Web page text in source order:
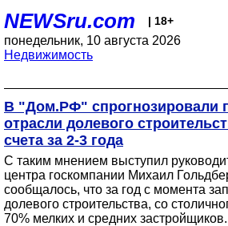
NEWSru.com | 18+
понедельник, 10 августа 2026
Недвижимость
В "Дом.РФ" спрогнозировали
отрасли долевого
счета за 2-3 года
С таким мнением выступил
центра госкомпании Михаил
сообщалось, что за год с момента
долевого строительства, со
70% мелких и средних застройщиков.